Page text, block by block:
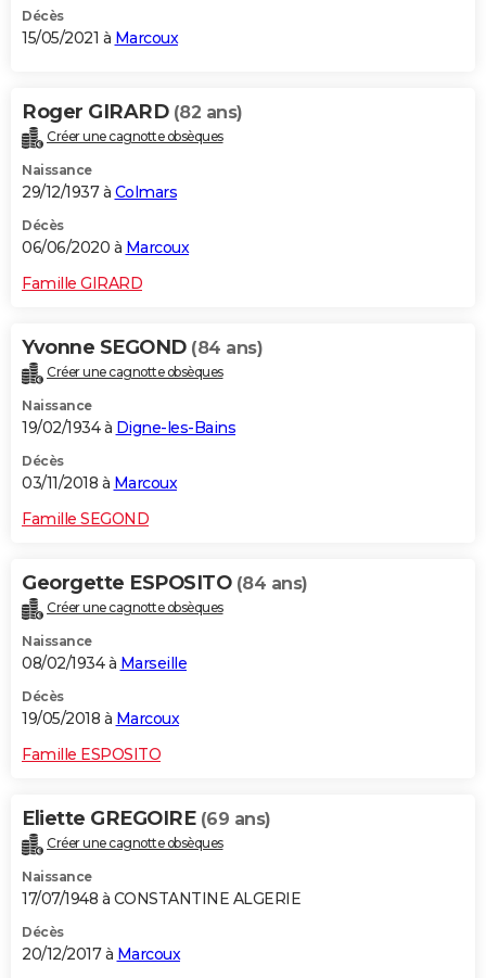
Décès
15/05/2021 à Marcoux
Roger GIRARD (82 ans)
Créer une cagnotte obsèques
Naissance
29/12/1937 à Colmars
Décès
06/06/2020 à Marcoux
Famille GIRARD
Yvonne SEGOND (84 ans)
Créer une cagnotte obsèques
Naissance
19/02/1934 à Digne-les-Bains
Décès
03/11/2018 à Marcoux
Famille SEGOND
Georgette ESPOSITO (84 ans)
Créer une cagnotte obsèques
Naissance
08/02/1934 à Marseille
Décès
19/05/2018 à Marcoux
Famille ESPOSITO
Eliette GREGOIRE (69 ans)
Créer une cagnotte obsèques
Naissance
17/07/1948 à CONSTANTINE ALGERIE
Décès
20/12/2017 à Marcoux